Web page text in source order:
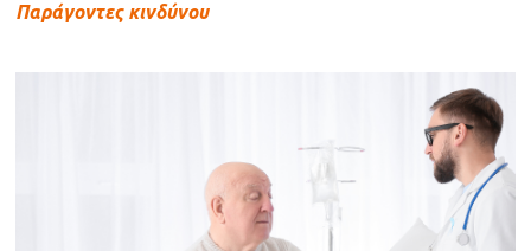
Παράγοντες κινδύνου